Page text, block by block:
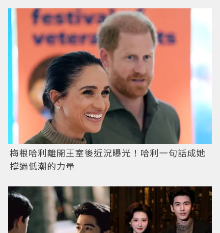
梅根哈利離開王室後近況曝光！哈利一句話成她
撐過低潮的力量